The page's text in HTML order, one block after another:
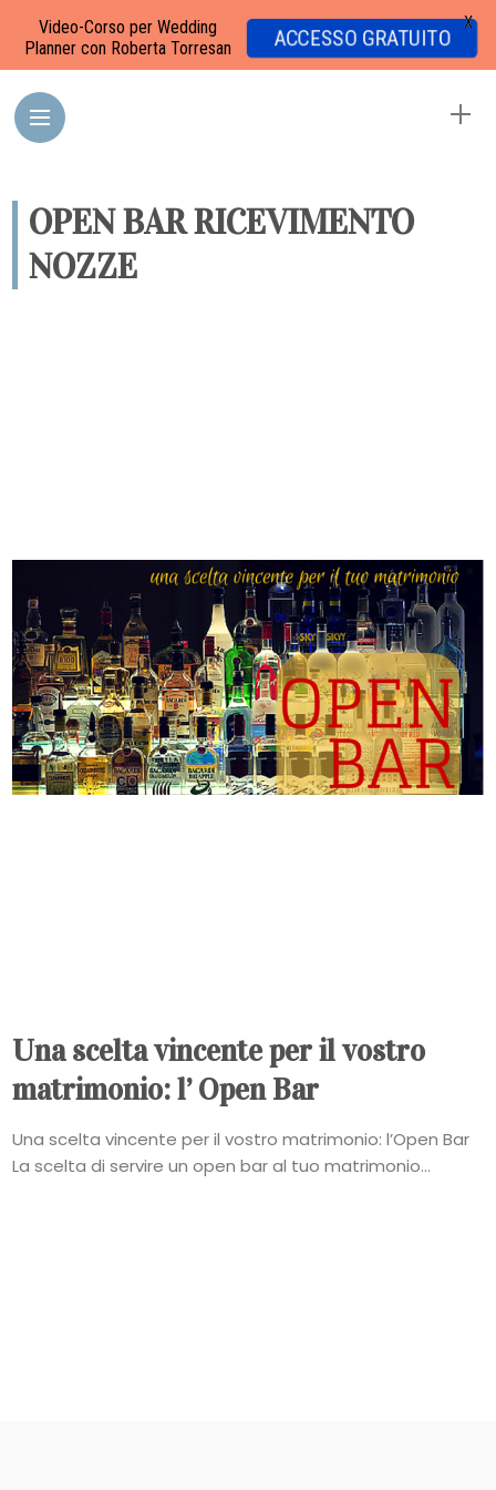
OPEN BAR RICEVIMENTO
NOZZE
Una scelta vincente per il vostro
matrimonio: l’ Open Bar
Una scelta vincente per il vostro matrimonio: l’Open Bar
La scelta di servire un open bar al tuo matrimonio...
Video-Corso per Wedding
Planner con Roberta Torresan
ACCESSO GRATUITO
X